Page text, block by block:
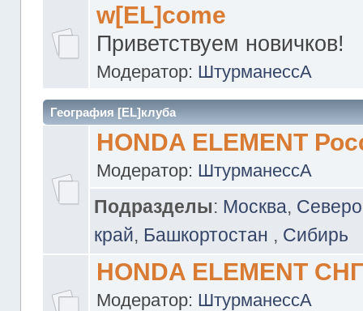
w[EL]come
Приветствуем новичков!
Модератор: ШтурманессА
География [EL]клуба
HONDA ELEMENT
Модератор: ШтурманессА
Подразделы: Москва,
край, Башкортостан , Сибирь
HONDA ELEMENT
Модератор: ШтурманессА